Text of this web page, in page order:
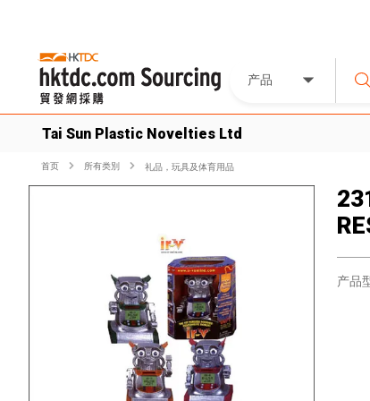
产品
Tai Sun Plastic Novelties Ltd
首页 所有类別 礼品，玩具及体育用品
产品